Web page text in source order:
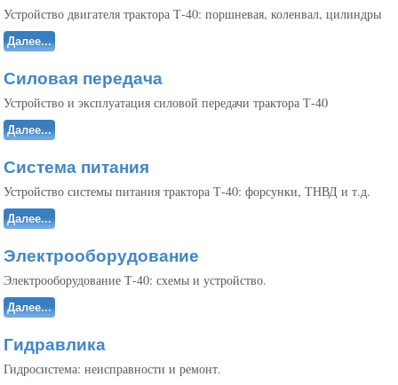
Устройство двигателя трактора Т-40: поршневая, коленвал, цилиндры
Далее...
Силовая передача
Устройство и эксплуатация силовой передачи трактора Т-40
Далее...
Система питания
Устройство системы питания трактора Т-40: форсунки, ТНВД и т.д.
Далее...
Электрооборудование
Электрооборудование Т-40: схемы и устройство.
Далее...
Гидравлика
Гидросистема: неисправности и ремонт.